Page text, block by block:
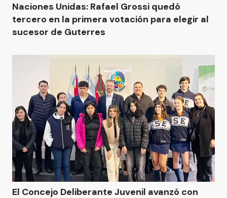
Naciones Unidas: Rafael Grossi quedó
tercero en la primera votación para elegir al
sucesor de Guterres
El Concejo Deliberante Juvenil avanzó con